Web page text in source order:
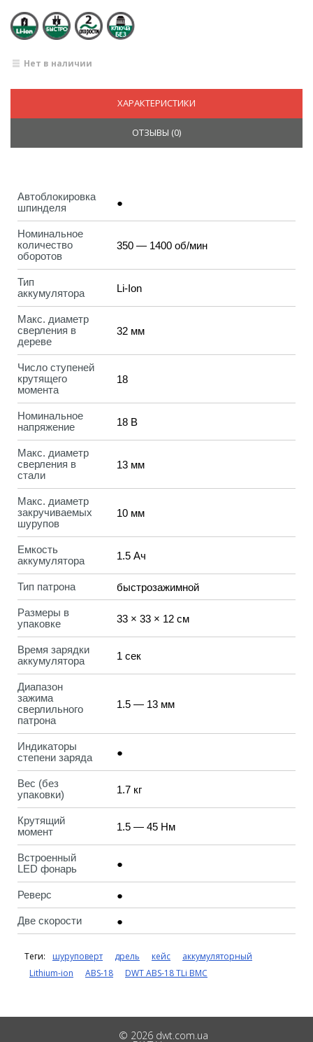
Нет в наличии
ХАРАКТЕРИСТИКИ
ОТЗЫВЫ (0)
Автоблокировка
шпинделя
●
Номинальное
количество
оборотов
350 — 1400 об/мин
Тип
аккумулятора
Li-Ion
Макс. диаметр
сверления в
дереве
32 мм
Число ступеней
крутящего
момента
18
Номинальное
напряжение
18 В
Макс. диаметр
сверления в
стали
13 мм
Макс. диаметр
закручиваемых
шурупов
10 мм
Емкость
аккумулятора
1.5 Ач
Тип патрона быстрозажимной
Размеры в
упаковке
33 × 33 × 12 см
Время зарядки
аккумулятора
1 сек
Диапазон
зажима
сверлильного
патрона
1.5 — 13 мм
Индикаторы
степени заряда
●
Вес (без
упаковки)
1.7 кг
Крутящий
момент
1.5 — 45 Нм
Встроенный
LED фонарь
●
Реверс ●
Две скорости ●
Теги: шуруповерт дрель кейс
аккумуляторный
Lithium-ion
ABS-18 DWT ABS-18 TLi BMC
© 2026 dwt.com.ua